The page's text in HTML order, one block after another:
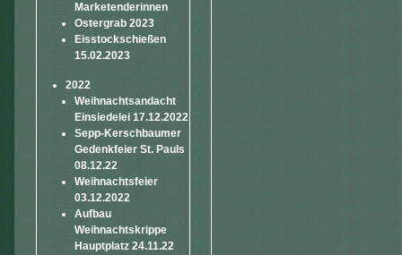
Marketenderinnen
Ostergrab 2023
Eisstockschießen
15.02.2023
2022
Weihnachtsandacht
Einsiedelei 17.12.2022
Sepp-Kerschbaumer
Gedenkfeier St. Pauls
08.12.22
Weihnachtsfeier
03.12.2022
Aufbau
Weihnachtskrippe
Hauptplatz 24.11.22